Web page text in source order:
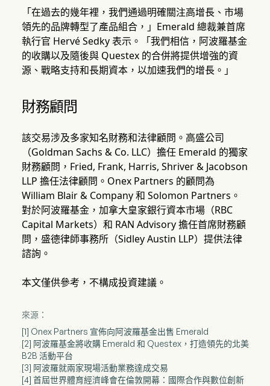
「在過去的幾年裡，我們通過明確關注高增長、市場
領先的品牌轉型了產品組合，」Emerald 總裁兼首席
執行官 Hervé Sedky 表示。「我們相信，阿波羅基金
的收購以及隨後與 Questex 的合併將提供增強的資
源、戰略支持和長期資本，以加速我們的增長。」
財務顧問
該交易涉及多家知名財務和法律顧問。高盛公司
（Goldman Sachs & Co. LLC）擔任 Emerald 的獨家
財務顧問，Fried, Frank, Harris, Shriver & Jacobson
LLP 擔任法律顧問。Onex Partners 的顧問為
William Blair & Company 和 Solomon Partners。
對於阿波羅基金，加拿大皇家銀行資本市場（RBC
Capital Markets）和 RAN Advisory 擔任首席財務顧
問，盛德律師事務所（Sidley Austin LLP）提供法律
諮詢。
本文僅供參考，不構成投資建議。
來源：
[1] Onex Partners 宣佈向阿波羅基金出售 Emerald
[2] 阿波羅基金將收購 Emerald 和 Questex，打造領先的北美
B2B 活動平台
[3] 阿波羅就兩家現場活動業務達成交易
[4] 首屆世界體育經濟峰會在倫敦開幕：國際合作與數位創新